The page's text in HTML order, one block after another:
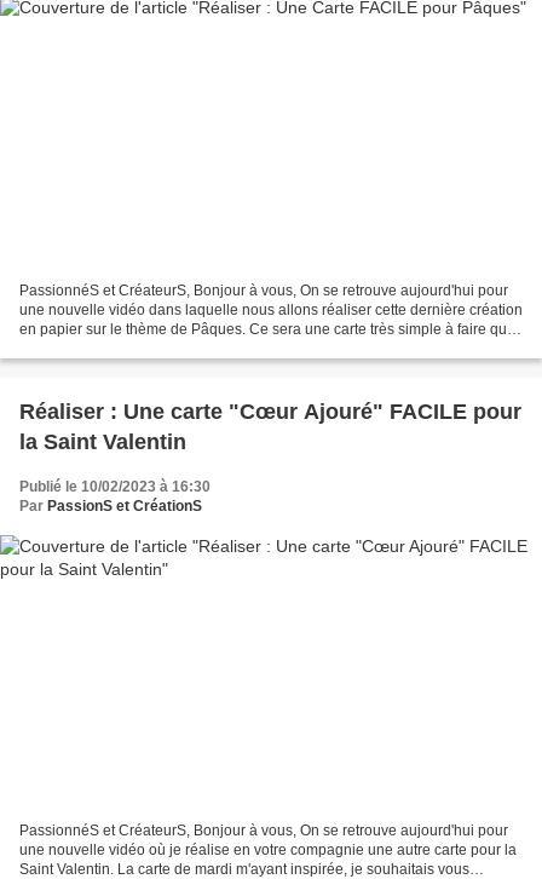
PassionnéS et CréateurS, Bonjour à vous, On se retrouve aujourd'hui pour
une nouvelle vidéo dans laquelle nous allons réaliser cette dernière création
en papier sur le thème de Pâques. Ce sera une carte très simple à faire que
Réaliser : Une carte "Cœur Ajouré" FACILE pour
la Saint Valentin
Publié le 10/02/2023 à 16:30
Par PassionS et CréationS
PassionnéS et CréateurS, Bonjour à vous, On se retrouve aujourd'hui pour
une nouvelle vidéo où je réalise en votre compagnie une autre carte pour la
Saint Valentin. La carte de mardi m'ayant inspirée, je souhaitais vous